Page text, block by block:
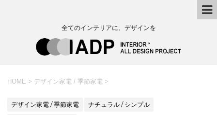
全てのインテリアに、デザインを
HOME > デザイン家電 / 季節家電 >
デザイン家電 / 季節家電 ナチュラル / シンプル